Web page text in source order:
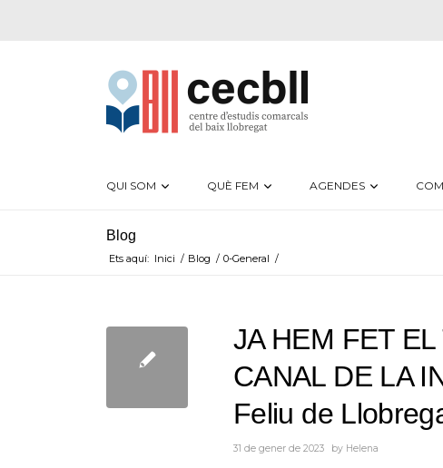
QUI SOM QUÈ FEM AGENDES
Blog
Ets aquí: Inici / Blog / 0-General /
JA HEM FET
CANAL DE LA
Feliu de
31 de gener de 2023 by Helena